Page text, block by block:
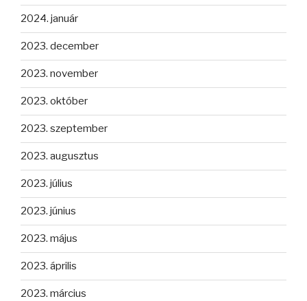
2024. január
2023. december
2023. november
2023. október
2023. szeptember
2023. augusztus
2023. július
2023. június
2023. május
2023. április
2023. március